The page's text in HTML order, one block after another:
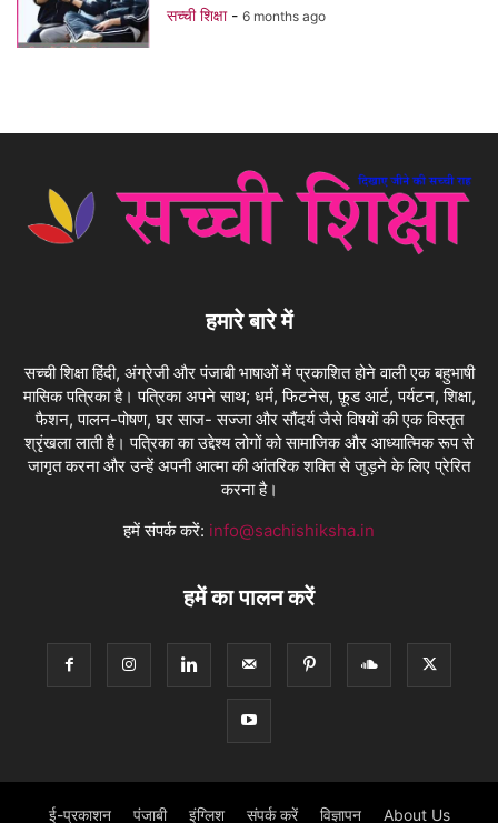
सच्ची शिक्षा - 6 months ago
हमारे बारे में
सच्ची शिक्षा हिंदी, अंग्रेजी और पंजाबी भाषाओं में प्रकाशित होने वाली एक बहुभाषी
मासिक पत्रिका है। पत्रिका अपने साथ; धर्म, फिटनेस, फ़ूड आर्ट, पर्यटन, शिक्षा,
फैशन, पालन-पोषण, घर साज- सज्जा और सौंदर्य जैसे विषयों की एक विस्तृत
श्रृंखला लाती है। पत्रिका का उद्देश्य लोगों को सामाजिक और आध्यात्मिक रूप से
जागृत करना और उन्हें अपनी आत्मा की आंतरिक शक्ति से जुड़ने के लिए प्रेरित
करना है।
हमें संपर्क करें: info@sachishiksha.in
हमें का पालन करें
ई-प्रकाशन पंजाबी इंग्लिश संपर्क करें विज्ञापन About Us